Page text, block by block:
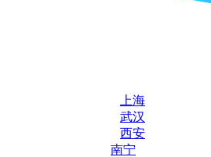
上海
武汉
西安
南宁